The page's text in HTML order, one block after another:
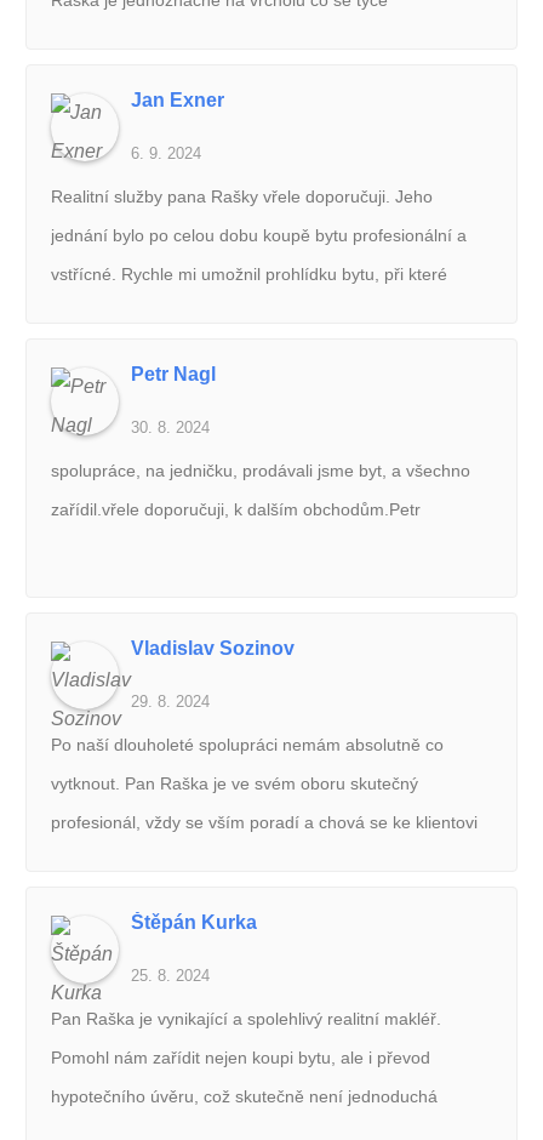
Jan Exner
6. 9. 2024
Realitní služby pana Rašky vřele doporučuji. Jeho
jednání bylo po celou dobu koupě bytu profesionální a
vstřícné. Rychle mi umožnil prohlídku bytu, při které
rychle a pan Raška mi přitom byl velmi nápomocen.
Zajistil veškerou dokumentaci i její podání na příslušná
místa. Při předání bytu mi vše podrobně představil a
vysvětlil. Pomohl mi i s přepisem energií a následnými
Petr Nagl
30. 8. 2024
spolupráce, na jedničku, prodávali jsme byt, a všechno
zařídil.vřele doporučuji, k dalším obchodům.Petr
Vladislav Sozinov
29. 8. 2024
Po naší dlouholeté spolupráci nemám absolutně co
vytknout. Pan Raška je ve svém oboru skutečný
profesionál, vždy se vším poradí a chová se ke klientovi
Štěpán Kurka
25. 8. 2024
Pan Raška je vynikající a spolehlivý realitní makléř.
Pomohl nám zařídit nejen koupi bytu, ale i převod
hypotečního úvěru, což skutečně není jednoduchá